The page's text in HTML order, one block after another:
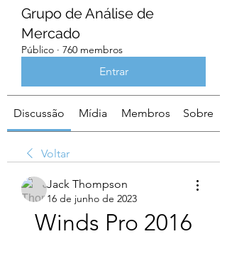
Grupo de Análise de
Mercado
Público · 760 membros
Entrar
Discussão Mídia Membros Sobre
Voltar
Jack Thompson
16 de junho de 2023
Winds Pro 2016